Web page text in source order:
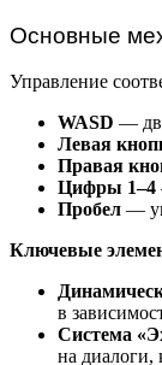
Основные
Управление
WASD —
Левая
Правая
Цифры 1–4
Пробел —
Ключевые
в
Система
на диалоги,